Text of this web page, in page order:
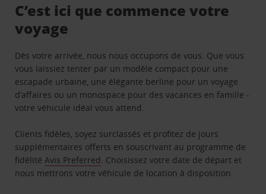
C’est ici que commence votre
voyage
Dès votre arrivée, nous nous occupons de vous. Que vous
vous laissiez tenter par un modèle compact pour une
escapade urbaine, une élégante berline pour un voyage
d’affaires ou un monospace pour des vacances en famille -
votre véhicule idéal vous attend.
Clients fidèles, soyez surclassés et profitez de jours
supplémentaires offerts en souscrivant au programme de
fidélitéAvis Preferred. Choisissez votre date de départ et
nous mettrons votre véhicule de location à disposition.